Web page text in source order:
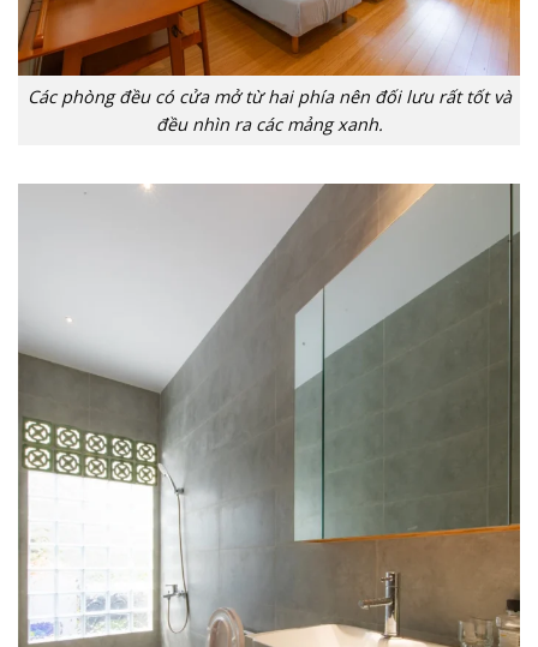
Các phòng đều có cửa mở từ hai phía nên đối lưu rất tốt và
đều nhìn ra các mảng xanh.